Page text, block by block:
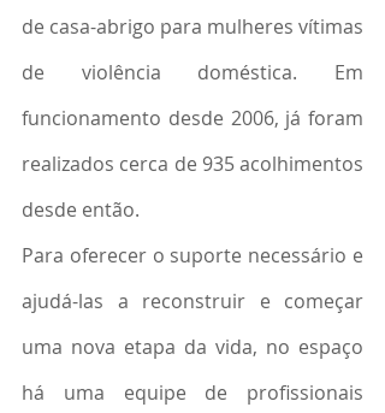
de casa-abrigo para mulheres vítimas
de violência doméstica. Em
funcionamento desde 2006, já foram
realizados cerca de 935 acolhimentos
desde então.
Para oferecer o suporte necessário e
ajudá-las a reconstruir e começar
uma nova etapa da vida, no espaço
há uma equipe de profissionais